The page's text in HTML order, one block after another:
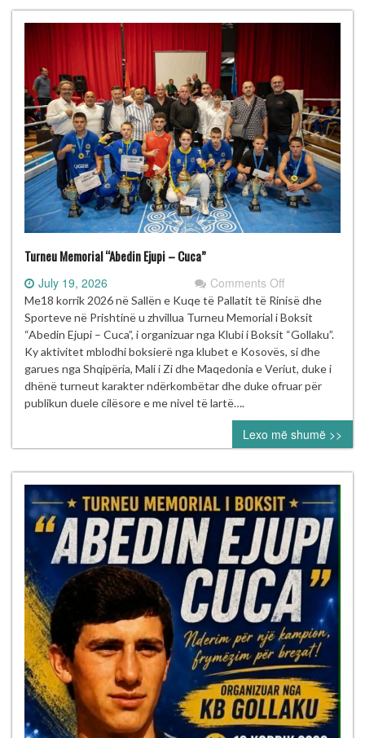
Turneu Memorial “Abedin Ejupi – Cuca”
July 19, 2026 Comments Offon
Turneu
Memorial
“Abedin
Ejupi
–
Cuca”
Me18 korrik 2026 në Sallën e Kuqe të Pallatit të Rinisë dhe
Sporteve në Prishtinë u zhvillua Turneu Memorial i Boksit
“Abedin Ejupi – Cuca”, i organizuar nga Klubi i Boksit “Gollaku”.
Ky aktivitet mblodhi boksierë nga klubet e Kosovës, si dhe
garues nga Shqipëria, Mali i Zi dhe Maqedonia e Veriut, duke i
dhënë turneut karakter ndërkombëtar dhe duke ofruar për
publikun duele cilësore e me nivel të lartë….
Lexo më shumë >>